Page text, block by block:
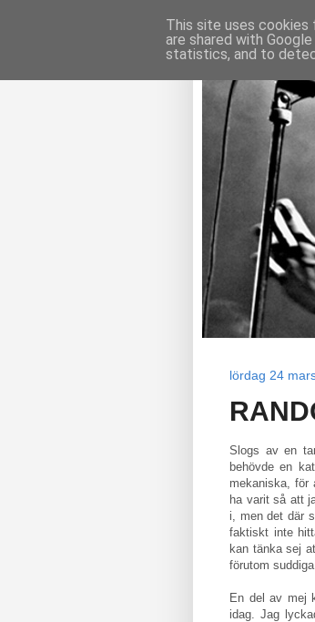
lördag 24
Slogs av en
behövde en
mekaniska, för
ha varit så att
i, men det där
faktiskt inte
kan tänka sej
förutom
En del av mej
idag. Jag
This site uses cookies
are shared with
statistics, and to